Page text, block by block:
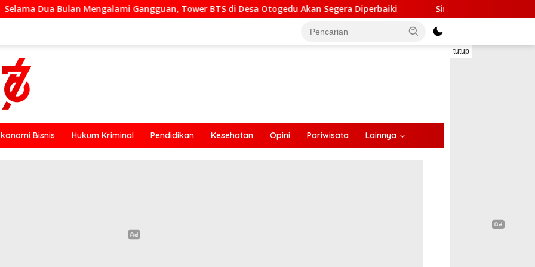
Mengalami Gangguan, Tower BTS di Desa Otogedu Akan Segera Diperbaiki Sinergi Lintas Sektor, Satlantas
tutup
Bisnis Hukum Kriminal Pendidikan Kesehatan Opini Pariwisata Lainnya